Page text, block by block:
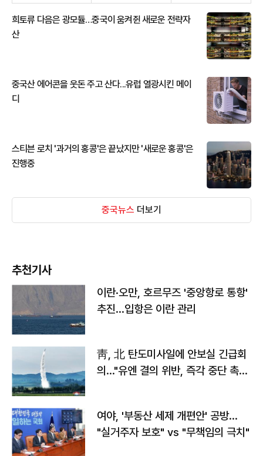
희토류 다음은 광모듈…중국이 움켜쥔 새로운 전략자
산
중국산 에어콘을 웃돈 주고 산다...유럽 열광시킨 메이
디
스티븐 로치 '과거의 홍콩'은 끝났지만 '새로운 홍콩'은
진행중
중국뉴스 더보기
추천기사
이란·오만, 호르무즈 '중앙항로 통항'
추진…입항은 이란 관리
靑, 北 탄도미사일에 안보실 긴급회
의…"유엔 결의 위반, 즉각 중단 촉
여야, '부동산 세제 개편안' 공방…
"실거주자 보호" vs "무책임의 극치"